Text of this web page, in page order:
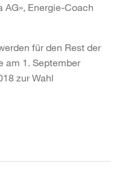
AG», Energie-Coach
für den Rest der
am 1. September
zur Wahl